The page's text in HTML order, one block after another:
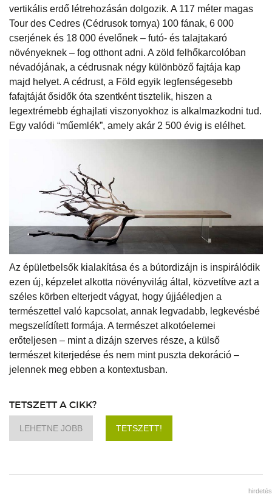
vertikális erdő létrehozásán dolgozik. A 117 méter magas
Tour des Cedres (Cédrusok tornya) 100 fának, 6 000
cserjének és 18 000 évelőnek – futó- és talajtakaró
növényeknek – fog otthont adni. A zöld felhőkarcolóban
névadójának, a cédrusnak négy különböző fajtája kap
majd helyet. A cédrust, a Föld egyik legfenségesebb
fafajtáját ősidők óta szentként tisztelik, hiszen a
legextrémebb éghajlati viszonyokhoz is alkalmazkodni tud.
Egy valódi “műemlék”, amely akár 2 500 évig is elélhet.
Az épületbelsők kialakítása és a bútordizájn is inspirálódik
ezen új, képzelet alkotta növényvilág által, közvetítve azt a
széles körben elterjedt vágyat, hogy újjáéledjen a
természettel való kapcsolat, annak legvadabb, legkevésbé
megszelídített formája. A természet alkotóelemei
erőteljesen – mint a dizájn szerves része, a külső
természet kiterjedése és nem mint puszta dekoráció –
jelennek meg ebben a kontextusban.
TETSZETT A CIKK?
LEHETNE JOBB TETSZETT!
hirdetés